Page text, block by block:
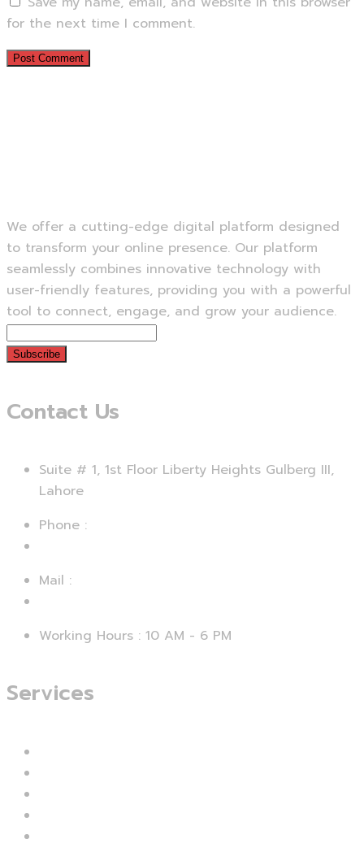
for the next time I comment.
We offer a cutting-edge digital platform designed
to transform your online presence. Our platform
seamlessly combines innovative technology with
user-friendly features, providing you with a powerful
tool to connect, engage, and grow your audience.
Subscribe
Contact Us
Suite # 1, 1st Floor Liberty Heights Gulberg III,
Lahore
Phone :
Mail :
Working Hours : 10 AM - 6 PM
Services